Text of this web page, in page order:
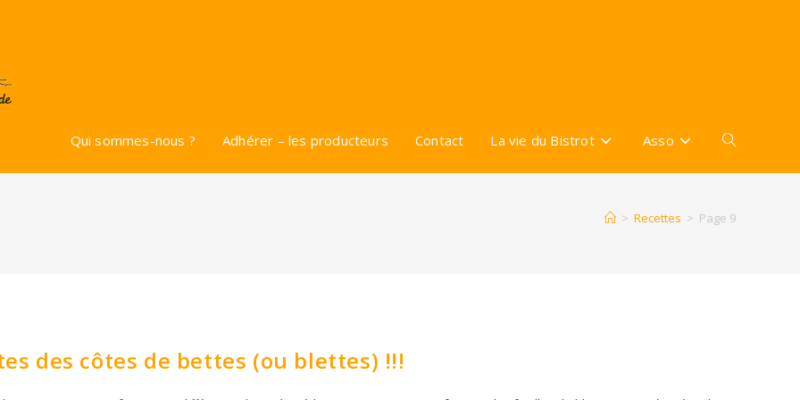
Qui sommes-nous ? Adhérer – les producteurs Contact La vie du Bistrot Asso Toggle
> Recettes > Page 9
des côtes de bettes (ou blettes) !!!